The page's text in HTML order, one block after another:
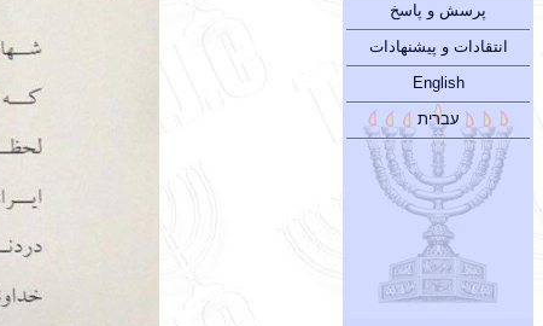
پرسش و پاسخ
انتقادات و پیشنهادات
English
עברית